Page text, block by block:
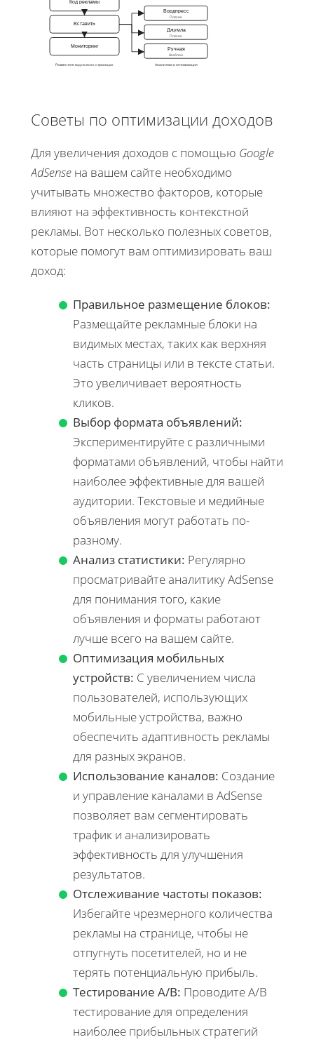
Код рекламы
Вставить
Мониторинг
Вордпресс
Плагин
Джумла
Плагин
Ручная
Шаблон
Разместите код на всех страницах Аналитика и оптимизация
Советы по оптимизации доходов
Для увеличения доходов с помощью Google
AdSense на вашем сайте необходимо
учитывать множество факторов, которые
влияют на эффективность контекстной
рекламы. Вот несколько полезных советов,
которые помогут вам оптимизировать ваш
доход:
Правильное размещение блоков:
Размещайте рекламные блоки на
видимых местах, таких как верхняя
часть страницы или в тексте статьи.
Это увеличивает вероятность
кликов.
Выбор формата объявлений:
Экспериментируйте с различными
форматами объявлений, чтобы найти
наиболее эффективные для вашей
аудитории. Текстовые и медийные
объявления могут работать по-
разному.
Анализ статистики: Регулярно
просматривайте аналитику AdSense
для понимания того, какие
объявления и форматы работают
лучше всего на вашем сайте.
Оптимизация мобильных
устройств: С увеличением числа
пользователей, использующих
мобильные устройства, важно
обеспечить адаптивность рекламы
для разных экранов.
Использование каналов: Создание
и управление каналами в AdSense
позволяет вам сегментировать
трафик и анализировать
эффективность для улучшения
результатов.
Отслеживание частоты показов:
Избегайте чрезмерного количества
рекламы на странице, чтобы не
отпугнуть посетителей, но и не
терять потенциальную прибыль.
Тестирование A/B: Проводите A/B
тестирование для определения
наиболее прибыльных стратегий